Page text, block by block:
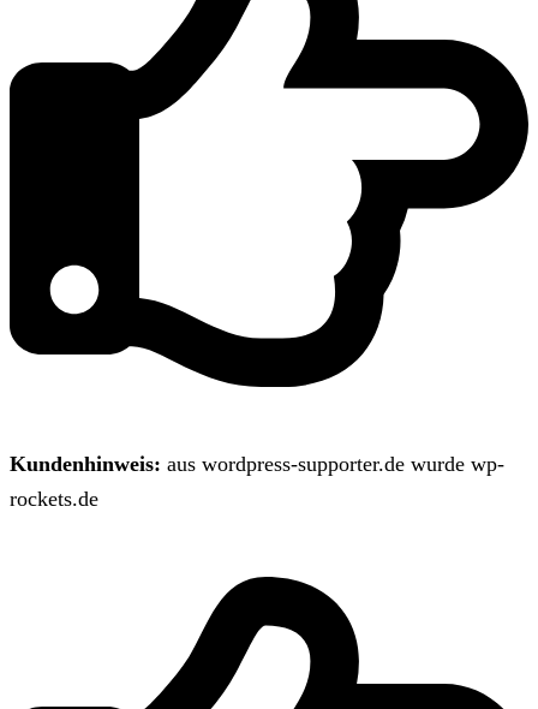
Kundenhinweis: aus wordpress-supporter.de wurde wp-
rockets.de